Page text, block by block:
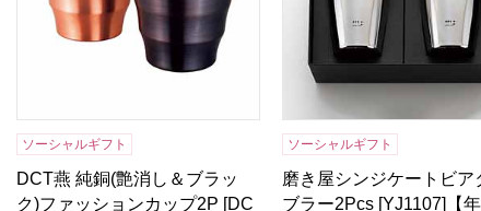
ソーシャルギフト
DCT燕 純銅(艶消し＆ブラッ
ク)ファッションカップ2P [DC
ソーシャルギフト
磨き屋シンジケートビア
ブラー2Pcs [YJ1107]【